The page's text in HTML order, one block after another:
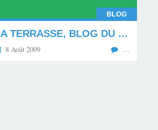
BLOG
LA TERRASSE, BLOG DU 08.08.09 À 09:00***
8 Août 2009 …